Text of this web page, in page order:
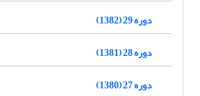
دوره 29 (1382)
دوره 28 (1381)
دوره 27 (1380)